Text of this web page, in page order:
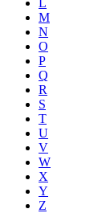
M
N
O
P
Q
R
S
T
U
V
W
X
Y
Z